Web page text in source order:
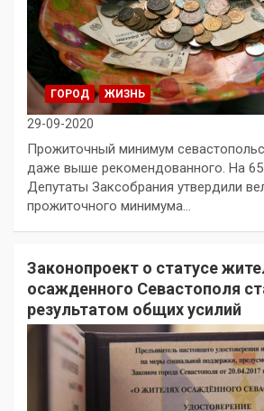
ГОРОД ЖИЗНЬ
29-09-2020
Прожиточный минимум
даже выше рекомендованного. На 65
Депутаты Заксобрания утвердили
прожиточного минимума…
Законопроект о статусе
осажденного Севастополя
результатом общих усилий